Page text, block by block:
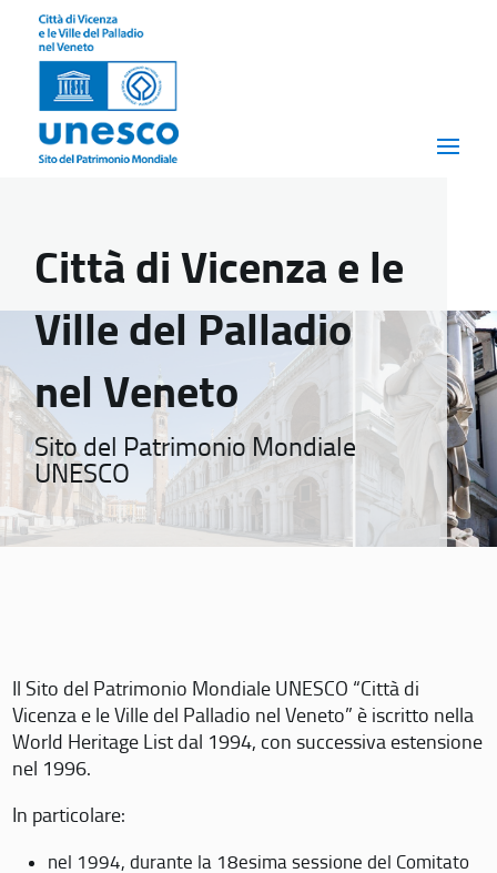
Città di Vicenza e le
Ville del Palladio
nel Veneto
Sito del Patrimonio Mondiale
UNESCO
Il Sito del Patrimonio Mondiale UNESCO “Città di
Vicenza e le Ville del Palladio nel Veneto” è iscritto nella
World Heritage List dal 1994, con successiva estensione
nel 1996.
In particolare:
nel 1994, durante la 18esima sessione del Comitato